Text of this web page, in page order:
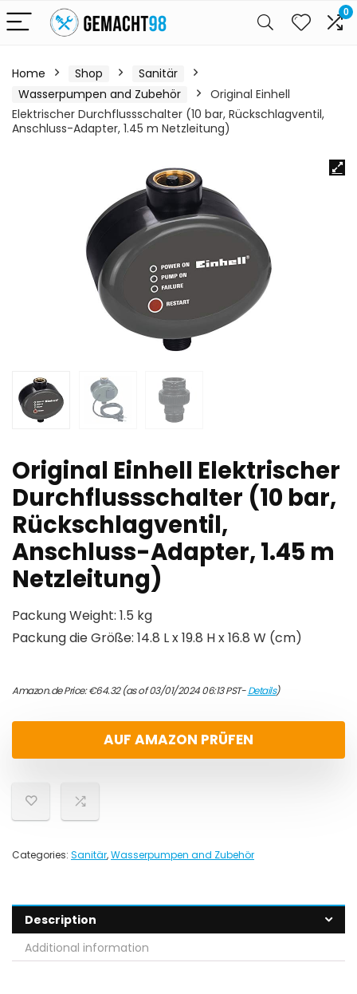
0
Home Shop
Sanitär
Wasserpumpen and Zubehör
Original Einhell
Elektrischer Durchflussschalter (10 bar, Rückschlagventil,
Anschluss-Adapter, 1.45 m Netzleitung)
Original Einhell Elektrischer
Durchflussschalter (10 bar,
Rückschlagventil,
Anschluss-Adapter, 1.45 m
Netzleitung)
Packung Weight: 1.5 kg
Packung die Größe: 14.8 L x 19.8 H x 16.8 W (cm)
Amazon.de Price:€64.32(as of 03/01/2024 06:13 PST-Details)
AUF AMAZON PRÜFEN
Categories: Sanitär,Wasserpumpen and Zubehör
Description
Additional information